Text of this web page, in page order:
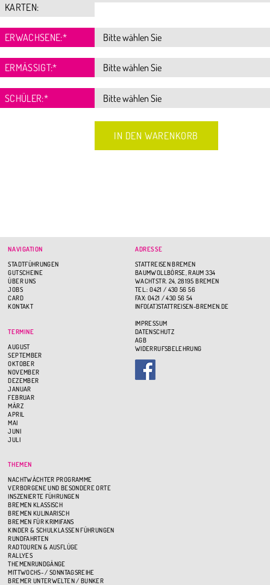
KARTEN:
ERWACHSENE:*
ERMÄSSIGT:*
SCHÜLER:*
NAVIGATION
STADTFÜHRUNGEN
GUTSCHEINE
ÜBER UNS
JOBS
CARD
KONTAKT
TERMINE
AUGUST
SEPTEMBER
OKTOBER
NOVEMBER
DEZEMBER
JANUAR
FEBRUAR
MÄRZ
APRIL
MAI
JUNI
JULI
THEMEN
NACHTWÄCHTER PROGRAMME
VERBORGENE UND BESONDERE ORTE
INSZENIERTE FÜHRUNGEN
BREMEN KLASSISCH
BREMEN KULINARISCH
BREMEN FÜR KRIMIFANS
KINDER & SCHULKLASSEN FÜHRUNGEN
RUNDFAHRTEN
RADTOUREN & AUSFLÜGE
RALLYES
THEMENRUNDGÄNGE
MITTWOCHS- / SONNTAGSREIHE
BREMER UNTERWELTEN / BUNKER
ADRESSE
STATTREISEN BREMEN
BAUMWOLLBÖRSE, RAUM 334
WACHTSTR. 24, 28195 BREMEN
TEL.: 0421 / 430 56 56
FAX: 0421 / 430 56 54
INFO(AT)STATTREISEN-BREMEN.DE
IMPRESSUM
DATENSCHUTZ
AGB
WIDERRUFSBELEHRUNG